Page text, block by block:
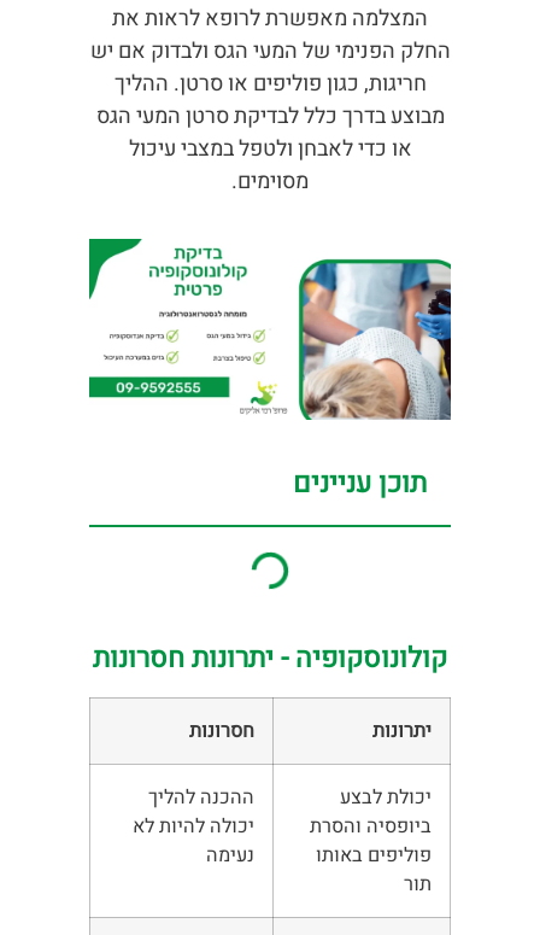
המצלמה מאפשרת לרופא לראות את
החלק הפנימי של המעי הגס ולבדוק אם יש
חריגות, כגון פוליפים או סרטן. ההליך
מבוצע בדרך כלל לבדיקת סרטן המעי הגס
או כדי לאבחן ולטפל במצבי עיכול
מסוימים.
תוכן עניינים
קולונוסקופיה - יתרונות חסרונות
יתרונות חסרונות
יכולת לבצע
ביופסיה והסרת
פוליפים באותו
תור
ההכנה להליך
יכולה להיות לא
נעימה